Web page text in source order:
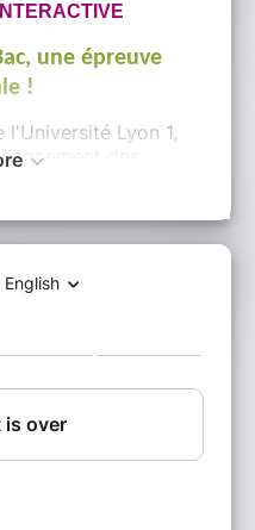
une épreuve
!
l'Université Lyon 1,
des
des modalités
pour éviter les
des
stage pour les
maitriser
inscription :